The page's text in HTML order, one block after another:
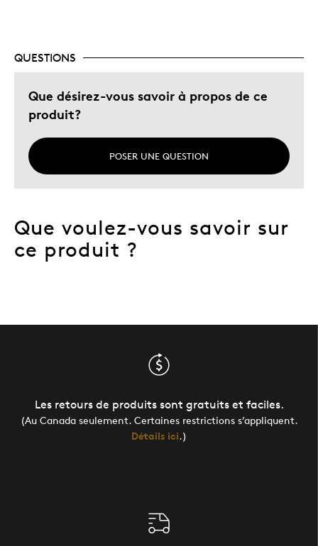
QUESTIONS
Que désirez-vous savoir à propos de ce
produit?
POSER UNE QUESTION
Que voulez-vous savoir sur
ce produit ?
Les retours de produits sont gratuits et faciles.
(Au Canada seulement. Certaines restrictions s’appliquent.
Détails ici.)